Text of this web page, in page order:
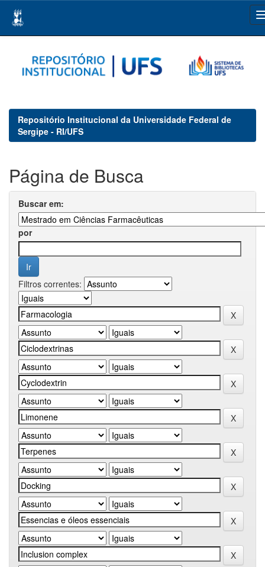
navigation
Repositório Institucional da Universidade Federal de
Sergipe - RI/UFS
Página de Busca
Buscar em:
por
Filtros correntes: